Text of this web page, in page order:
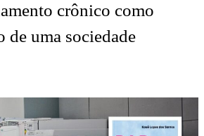
crônico como
de uma sociedade